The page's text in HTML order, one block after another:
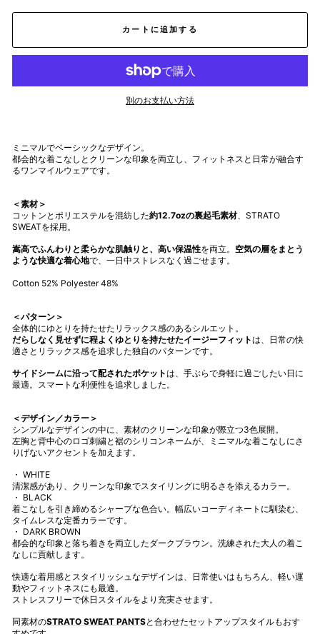
カートに追加する
別のお支払い方法
ミニマルでベーシックなデザイン。
都会的な着こなしとクリーンな印象を両立し、フィットネスと日常が融合す
るワンマイルウェアです。
＜素材＞
コットンとポリエステルを混紡した約12.7ozの裏起毛素材、STRATO
SWEATを採用。
嵩高でふんわりと柔らかな肌触りと、高い保温性を両立。 空気の層をまとう
ような快適な着心地で、一日中ストレスなく過ごせます。
Cotton 52% Polyester 48%
＜パターン＞
全体的にゆとりを持たせたリラックス感のあるシルエット。
だらしなく見せずに程よくゆとりを持たせたイージーフィットは、日常の快
適さとリラックス感を追求した独自のパターンです。
サイドシームに沿って配されたポケットは、手ぶらで身軽に過ごしたい日に
最適。スマートな利便性を追求しました。
＜デザイン／カラー＞
シンプルなデザインの中に、素材のクリーンな印象が際立つ3色展開。
左胸と背中心のロゴ刺繍と裾のシリコンネームが、ミニマルな着こなしにさ
りげないアクセントを加えます。
・ WHITE
清潔感があり、クリーンな印象でスタイリングに明るさを添えるカラー。
・ BLACK
着こなしを引き締めるシャープな色合い。幅広いコーディネートに馴染む、
タイムレスな定番カラーです。
・ DARK BROWN
都会的な印象と落ち着きを両立したダークブラウン。洗練された大人の着こ
なしに貢献します。
快適な着用感とスタイリッシュなデザインは、日常使いはもちろん、軽い運
動やフィットネスにも最適。
ストレスフリーで休日スタイルをより充実させます。
同素材のSTRATO SWEAT PANTSと合わせたセットアップスタイルもおす